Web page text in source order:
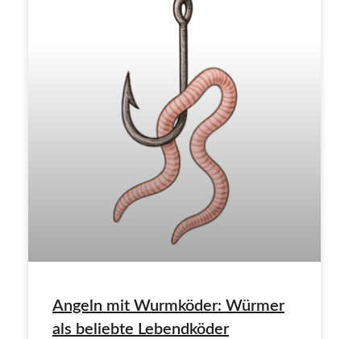
Angeln mit Wurmköder: Würmer
als beliebte Lebendköder